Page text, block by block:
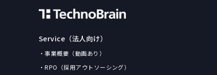
Service（法人向け）
・事業概要（動画あり）
・RPO（採用アウトソーシング）